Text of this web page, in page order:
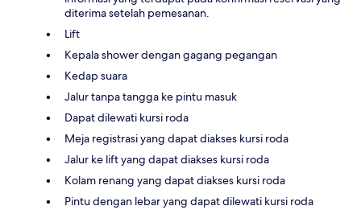
diterima setelah pemesanan.
Lift
Kepala shower dengan gagang pegangan
Kedap suara
Jalur tanpa tangga ke pintu masuk
Dapat dilewati kursi roda
Meja registrasi yang dapat diakses kursi roda
Jalur ke lift yang dapat diakses kursi roda
Kolam renang yang dapat diakses kursi roda
Pintu dengan lebar yang dapat dilewati kursi roda